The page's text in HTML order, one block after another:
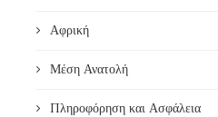
Αφρική
Μέση Ανατολή
Πληροφόρηση και Ασφάλεια